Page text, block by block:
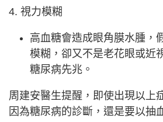
4. 視力模糊
高血糖會造成眼角膜水腫，
模糊，卻又不是老花眼或近
糖尿病先兆。
周建安醫生提醒，即使出現以上
因為糖尿病的診斷，還是要以抽